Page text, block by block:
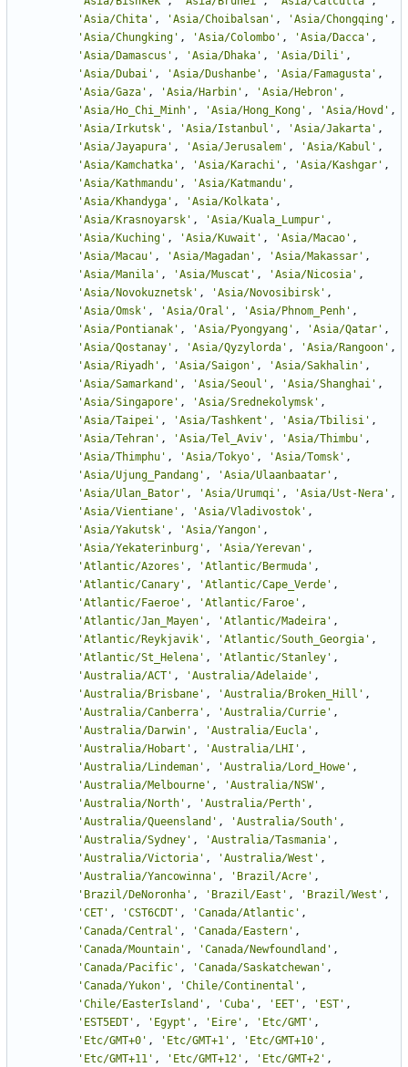
'Asia/Chita ' , 'Asia/Choibalsan ' , 'Asia/Chongqing ' ,
'Asia/Chungking ' , 'Asia/Colombo ' , 'Asia/Dacca ' ,
'Asia/Damascus ' , 'Asia/Dhaka ' , 'Asia/Dili ' ,
'Asia/Dubai ' , 'Asia/Dushanbe ' , 'Asia/Famagusta ' ,
'Asia/Gaza ' , 'Asia/Harbin ' , 'Asia/Hebron ' ,
'Asia/Ho_Chi_Minh ' , 'Asia/Hong_Kong ' , 'Asia/Hovd ' ,
'Asia/Irkutsk ' , 'Asia/Istanbul ' , 'Asia/Jakarta ' ,
'Asia/Jayapura ' , 'Asia/Jerusalem ' , 'Asia/Kabul ' ,
'Asia/Kamchatka ' , 'Asia/Karachi ' , 'Asia/Kashgar ' ,
'Asia/Kathmandu ' , 'Asia/Katmandu ' ,
'Asia/Khandyga ' , 'Asia/Kolkata ' ,
'Asia/Krasnoyarsk ' , 'Asia/Kuala_Lumpur ' ,
'Asia/Kuching ' , 'Asia/Kuwait ' , 'Asia/Macao ' ,
'Asia/Macau ' , 'Asia/Magadan ' , 'Asia/Makassar ' ,
'Asia/Manila ' , 'Asia/Muscat ' , 'Asia/Nicosia ' ,
'Asia/Novokuznetsk ' , 'Asia/Novosibirsk ' ,
'Asia/Omsk ' , 'Asia/Oral ' , 'Asia/Phnom_Penh ' ,
'Asia/Pontianak ' , 'Asia/Pyongyang ' , 'Asia/Qatar ' ,
'Asia/Qostanay ' , 'Asia/Qyzylorda ' , 'Asia/Rangoon ' ,
'Asia/Riyadh ' , 'Asia/Saigon ' , 'Asia/Sakhalin ' ,
'Asia/Samarkand ' , 'Asia/Seoul ' , 'Asia/Shanghai ' ,
'Asia/Singapore ' , 'Asia/Srednekolymsk ' ,
'Asia/Taipei ' , 'Asia/Tashkent ' , 'Asia/Tbilisi ' ,
'Asia/Tehran ' , 'Asia/Tel_Aviv ' , 'Asia/Thimbu ' ,
'Asia/Thimphu ' , 'Asia/Tokyo ' , 'Asia/Tomsk ' ,
'Asia/Ujung_Pandang ' , 'Asia/Ulaanbaatar ' ,
'Asia/Ulan_Bator ' , 'Asia/Urumqi ' , 'Asia/Ust-Nera ' ,
'Asia/Vientiane ' , 'Asia/Vladivostok ' ,
'Asia/Yakutsk ' , 'Asia/Yangon ' ,
'Asia/Yekaterinburg ' , 'Asia/Yerevan ' ,
'Atlantic/Azores ' , 'Atlantic/Bermuda ' ,
'Atlantic/Canary ' , 'Atlantic/Cape_Verde ' ,
'Atlantic/Faeroe ' , 'Atlantic/Faroe ' ,
'Atlantic/Jan_Mayen ' , 'Atlantic/Madeira ' ,
'Atlantic/Reykjavik ' , 'Atlantic/South_Georgia ' ,
'Atlantic/St_Helena ' , 'Atlantic/Stanley ' ,
'Australia/ACT ' , 'Australia/Adelaide ' ,
'Australia/Brisbane ' , 'Australia/Broken_Hill ' ,
'Australia/Canberra ' , 'Australia/Currie ' ,
'Australia/Darwin ' , 'Australia/Eucla ' ,
'Australia/Hobart ' , 'Australia/LHI ' ,
'Australia/Lindeman ' , 'Australia/Lord_Howe ' ,
'Australia/Melbourne ' , 'Australia/NSW' ,
'Australia/North ' , 'Australia/Perth ' ,
'Australia/Queensland ' , 'Australia/South ' ,
'Australia/Sydney ' , 'Australia/Tasmania ' ,
'Australia/Victoria ' , 'Australia/West ' ,
'Australia/Yancowinna ' , ' Brazil/Acre ' ,
' Brazil/DeNoronha ' , ' Brazil/East ' , ' Brazil/West ' ,
'CET ' , 'CST6CDT ' , 'Canada/Atlantic ' ,
'Canada/Central ' , 'Canada/Eastern ' ,
'Canada/Mountain ' , 'Canada/Newfoundland ' ,
'Canada/Pacific ' , 'Canada/Saskatchewan ' ,
'Canada/Yukon ' , 'Chile/Continental ' ,
'Chile/EasterIsland ' , 'Cuba ' , ' EET ' , ' EST ' ,
' EST5EDT ' , ' Egypt ' , ' Eire ' , ' Etc/GMT ' ,
' Etc/GMT+0 ' , ' Etc/GMT+1 ' , ' Etc/GMT+10 ' ,
' Etc/GMT+11 ' , ' Etc/GMT+12 ' , ' Etc/GMT+2 ' ,